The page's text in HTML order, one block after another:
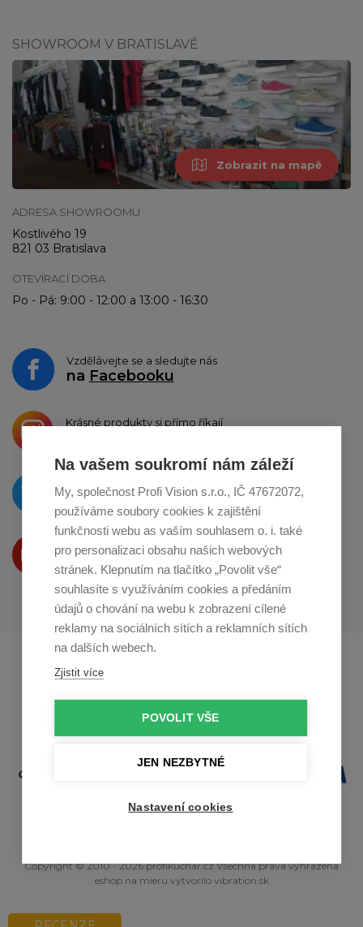
SHOWROOM V BRATISLAVĚ
Zobrazit na mapě
ADRESA SHOWROOMU
Kostlivého 19
821 03 Bratislava
OTEVÍRACÍ DOBA
Po - Pá: 9:00 - 12:00 a 13:00 - 16:30
Vzdělávejte se a sledujte nás
na Facebooku
Krásné produkty si přímo říkají
O novinkách píšeme
naTwitteru
Produkty Vám představujeme
na Youtube
Profikuchar.sk
Copyright © 2010 - 2026 profikuchar.cz Všechna práva vyhrazena
eshop na mieru vytvorilo vibration.sk
Na vašem soukromí nám záleží
My, společnost Profi Vision s.r.o., IČ 47672072,
používáme soubory cookies k zajištění
funkčnosti webu as vaším souhlasem o. i. také
pro personalizaci obsahu našich webových
stránek. Klepnutím na tlačítko „Povolit vše“
souhlasíte s využíváním cookies a předáním
údajů o chování na webu k zobrazení cílené
reklamy na sociálních sítích a reklamních sítích
na dalších webech.
Zjistit více
POVOLIT VŠE
JEN NEZBYTNÉ
Nastavení cookies